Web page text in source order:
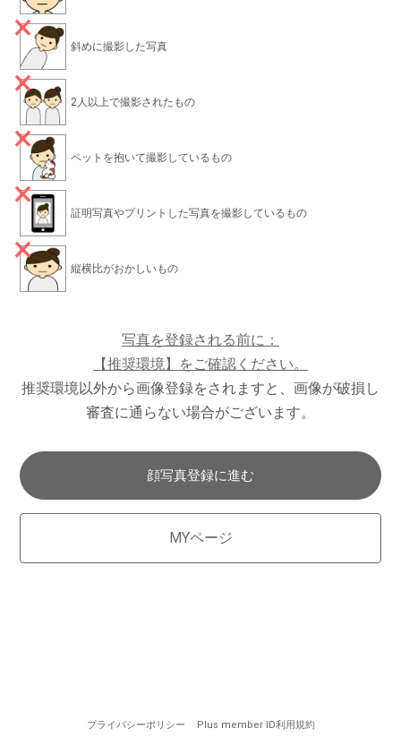
斜めに撮影した写真
2人以上で撮影されたもの
ペットを抱いて撮影しているもの
証明写真やプリントした写真を撮影しているもの
縦横比がおかしいもの
写真を登録される前に：
【推奨環境】をご確認ください。
推奨環境以外から画像登録をされますと、画像が破損し
審査に通らない場合がございます。
顔写真登録に進む
MYページ
プライバシーポリシー Plus member ID利用規約